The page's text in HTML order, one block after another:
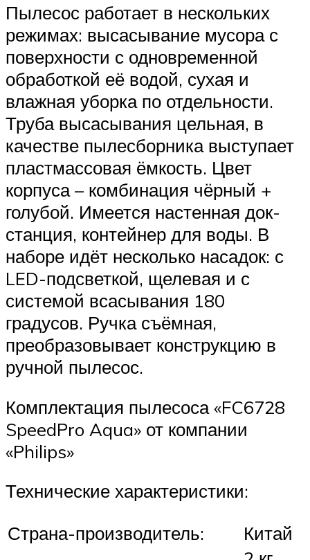
Пылесос работает в нескольких
режимах: высасывание мусора с
поверхности с одновременной
обработкой её водой, сухая и
влажная уборка по отдельности.
Труба высасывания цельная, в
качестве пылесборника выступает
пластмассовая ёмкость. Цвет
корпуса – комбинация чёрный +
голубой. Имеется настенная док-
станция, контейнер для воды. В
наборе идёт несколько насадок: с
LED-подсветкой, щелевая и с
системой всасывания 180
градусов. Ручка съёмная,
преобразовывает конструкцию в
ручной пылесос.
Комплектация пылесоса «FC6728
SpeedPro Aqua» от компании
«Philips»
Технические характеристики:
Страна-производитель:
Китай